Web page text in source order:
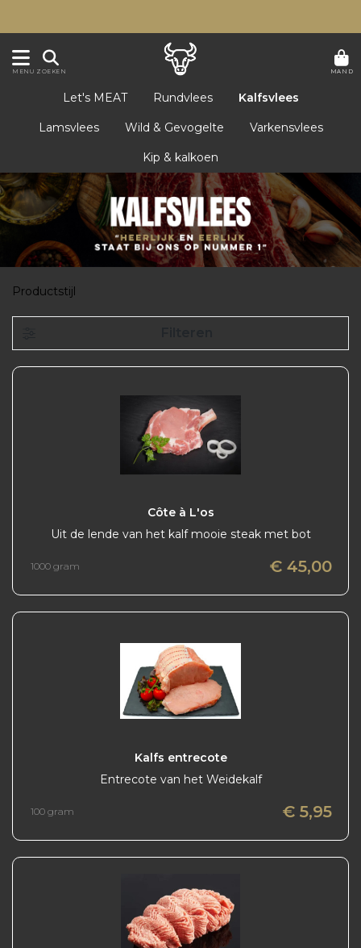
MENU ZOEKEN MAND
Let's MEAT Rundvlees Kalfsvlees
Lamsvlees Wild & Gevogelte Varkensvlees
Kip & kalkoen
Productstijl
Côte à L'os
Uit de lende van het kalf mooie steak met bot
€ 45,00
1000 gram
Kalfs entrecote
Entrecote van het Weidekalf
€ 5,95
100 gram